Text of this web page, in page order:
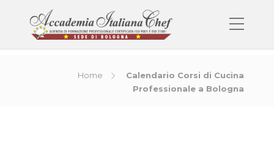
Home
Calendario Corsi di Cucina
Professionale a Bologna